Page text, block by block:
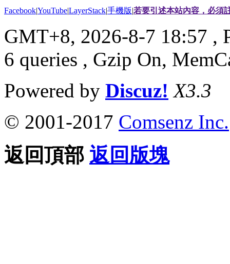
Facebook|YouTube|LayerStack|手機版|若要引述本站內容，必須
GMT+8, 2026-8-7 18:57 ,
6 queries , Gzip On,
Powered by Discuz! X3.3
© 2001-2017 Comsenz Inc.
返回頂部 返回版塊